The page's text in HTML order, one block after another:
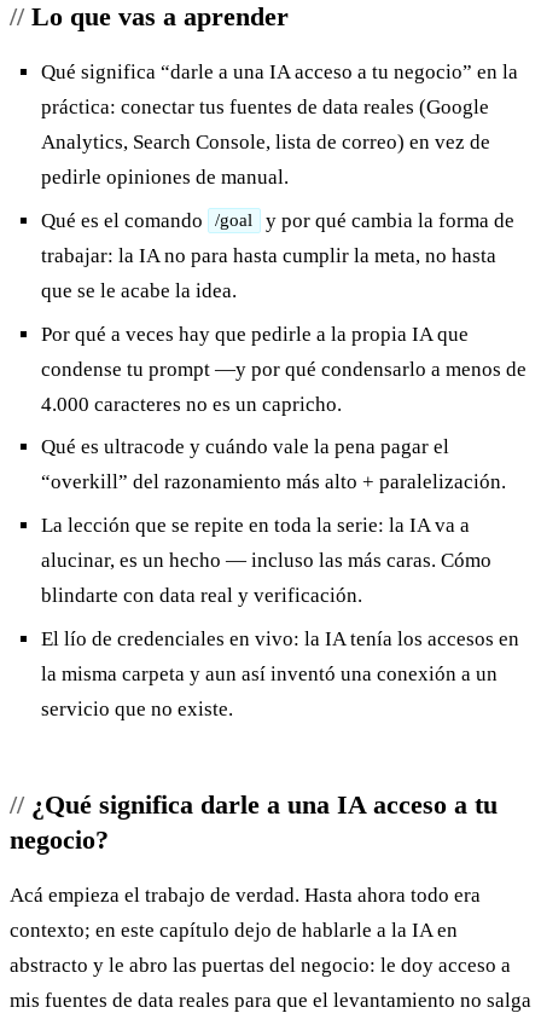
Lo que vas a aprender
Qué significa “darle a una IA acceso a tu negocio” en la
práctica: conectar tus fuentes de data reales (Google
Analytics, Search Console, lista de correo) en vez de
pedirle opiniones de manual.
Qué es el comando
/goal
y por qué cambia la forma de
trabajar: la IA no para hasta cumplir la meta, no hasta
que se le acabe la idea.
Por qué a veces hay que pedirle a la propia IA que
condense tu prompt —y por qué condensarlo a menos de
4.000 caracteres no es un capricho.
Qué es ultracode y cuándo vale la pena pagar el
“overkill” del razonamiento más alto + paralelización.
La lección que se repite en toda la serie: la IA va a
alucinar, es un hecho — incluso las más caras. Cómo
blindarte con data real y verificación.
El lío de credenciales en vivo: la IA tenía los accesos en
la misma carpeta y aun así inventó una conexión a un
servicio que no existe.
¿Qué significa darle a una IA acceso a tu
negocio?
Acá empieza el trabajo de verdad. Hasta ahora todo era
contexto; en este capítulo dejo de hablarle a la IA en
abstracto y le abro las puertas del negocio: le doy acceso a
mis fuentes de data reales para que el levantamiento no salga